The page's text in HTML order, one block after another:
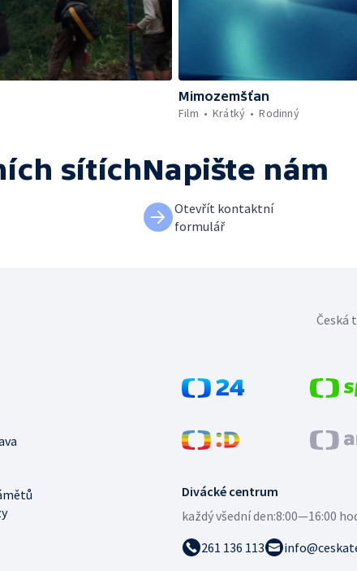
Mimozemšťan
Film
Krátký Rodinný
sítíchNapište nám
Otevřít kontaktní
formulář
Divácké centrum
každý všední den:8:00—16:00
261 136 113
Česká